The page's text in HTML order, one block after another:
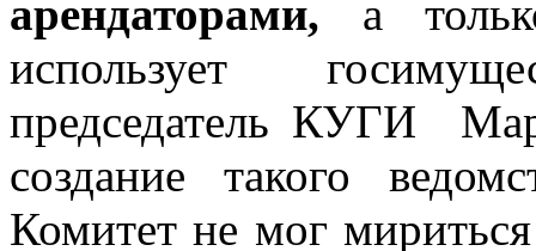
арендаторами, а
использует
председатель КУГИ
создание такого
Комитет не мог